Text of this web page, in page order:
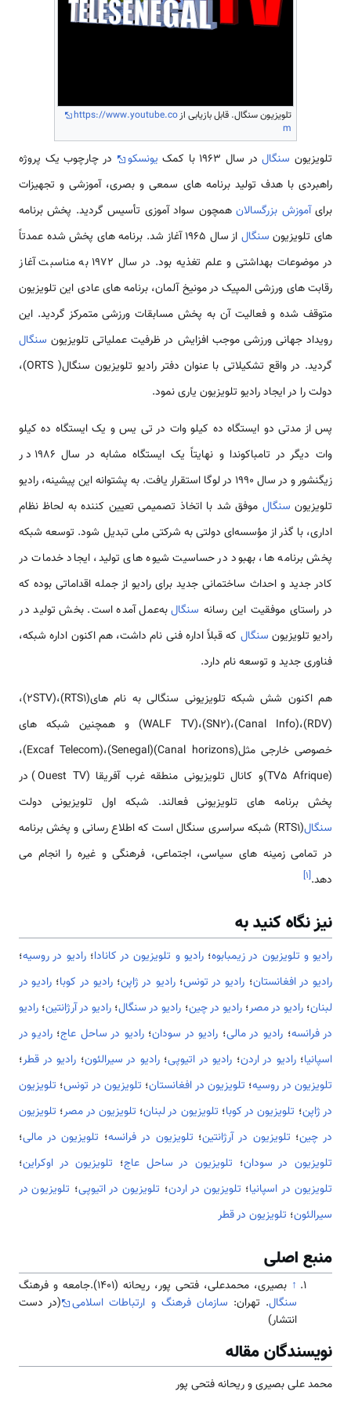
تلویزیون سنگال. قابل بازیابی ازhttps://www.youtube.co
m
تلویزیون سنگالدر سال 1963 با کمک یونسکو
در چارچوب یک پروژه
راهبردی با هدف تولید برنامه های سمعی و بصری، آموزشی و تجهیزات
برایآموزش بزرگسالانهمچون سواد آموزی تأسیس گردید. پخش برنامه
های تلویزیون سنگال
از سال 1965 آغاز شد. برنامه های پخش شده عمدتاً
در موضوعات بهداشتی و علم تغذیه بود. در سال 1972 به مناسبت آغاز
رقابت های ورزشی المپیک در مونیخ آلمان، برنامه های عادی این تلویزیون
متوقف شده و فعالیت آن به پخش مسابقات ورزشی متمرکز گردید. این
رویداد جهانی ورزشی موجب افزایش در ظرفیت عملیاتی تلویزیون سنگال
گردید. در واقع تشکیلاتی با عنوان دفتر رادیو تلویزیون سنگال( ORTS)،
دولت را در ایجاد رادیو تلویزیون یاری نمود.
پس از مدتی دو ایستگاه ده کیلو وات در تی یس و یک ایستگاه ده کیلو
وات دیگر در تامباکوندا و نهایتاً یک ایستگاه مشابه در سال 1986 در
زیگنشور و در سال 1990 در لوگا استقرار یافت. به پشتوانه این پیشینه، رادیو
تلویزیون سنگال موفق شد با اتخاذ تصمیمی تعیین کننده به لحاظ نظام
اداری، با گذر از مؤسسه‌ای دولتی به شرکتی ملی تبدیل شود. توسعه شبکه
پخش برنامه ها، بهبود در حساسیت شیوه های تولید، ایجاد خدمات در
کادر جدید و احداث ساختمانی جدید برای رادیو از جمله اقداماتی بوده که
در راستای موفقیت این رسانه سنگالبه‌عمل آمده است. بخش تولید در
رادیو تلویزیون سنگال که قبلاً اداره فنی نام داشت، هم اکنون اداره شبکه،
فناوری جدید و توسعه نام دارد.
هم اکنون شش شبکه تلویزیونی سنگالی به نام های(RTS1)،(2STV)،
(RDV)،WALF TV)،(SN2)،(Canal Info)) و همچنین شبکه های
خصوصی خارجی مثل(Canal horizons)(Senegal)،(Excaf Telecom)،
(TV5 Afrique)و کانال تلویزیونی منطقه غرب آفریقا (Ouest TV) در
پخش برنامه های تلویزیونی فعالند. شبکه اول تلویزیونی دولت
سنگال
(RTS1) شبکه سراسری سنگال است که اطلاع رسانی و پخش برنامه
در تمامی زمینه های سیاسی، اجتماعی، فرهنگی و غیره را انجام می
دهد.[۱]
نیز نگاه کنید به
رادیو و تلویزیون در زیمبابوه؛رادیو و تلویزیون در کانادا؛رادیو در روسیه؛
رادیو در افغانستان؛ رادیو در تونس؛رادیو در ژاپن؛رادیو در کوبا؛ رادیو در
لبنان؛رادیو در مصر؛رادیو در چین؛ رادیو در سنگال؛ رادیو در آرژانتین؛ رادیو
در فرانسه؛رادیو در مالی؛ رادیو در سودان؛رادیو در ساحل عاج؛رادیو در
اسپانیا؛رادیو در اردن؛ رادیو در اتیوپی؛رادیو در سیرالئون؛ رادیو در قطر؛
تلویزیون در روسیه؛ تلویزیون در افغانستان؛ تلویزیون در تونس؛ تلویزیون
در ژاپن؛ تلویزیون در کوبا؛ تلویزیون در لبنان؛ تلویزیون در مصر؛ تلویزیون
در چین؛ تلویزیون در آرژانتین؛ تلویزیون در فرانسه؛ تلویزیون در مالی؛
تلویزیون در سودان؛ تلویزیون در ساحل عاج؛ تلویزیون در اوکراین؛
تلویزیون در اسپانیا؛ تلویزیون در اردن؛ تلویزیون در اتیوپی؛ تلویزیون در
سیرالئون؛ تلویزیون در قطر
منبع اصلی
↑ بصیری، محمدعلی، فتحی پور، ریحانه (1401).جامعه و فرهنگ
سنگال. تهران: سازمان فرهنگ و ارتباطات اسلامی
(در دست
انتشار)
نویسندگان مقاله
محمد علی بصیری و ریحانه فتحی پور